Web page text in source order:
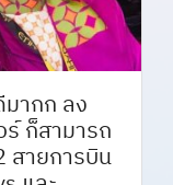
ากก ลง
ก็สามารถ
สายการบิน